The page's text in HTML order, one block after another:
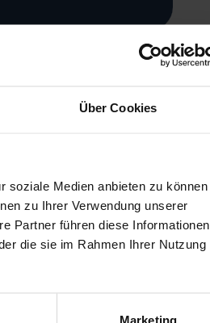
Über Cookies
soziale Medien anbieten zu können
zu Ihrer Verwendung unserer
Partner führen diese Informationen
die sie im Rahmen Ihrer Nutzung